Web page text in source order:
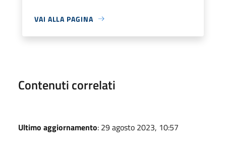
VAI ALLA PAGINA
Contenuti correlati
Ultimo aggiornamento: 29 agosto 2023, 10:57